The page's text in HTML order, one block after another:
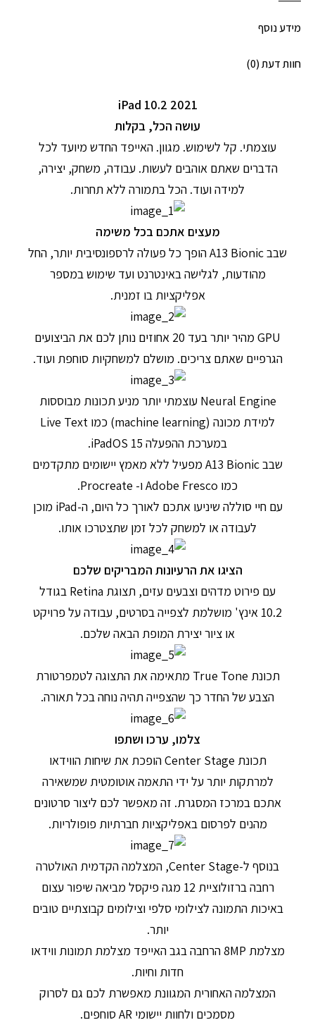
מידע נוסף
חוות דעת (0)
iPad 10.2 2021
עושה הכל, בקלות
עוצמתי. קל לשימוש. מגוון. האייפד החדש מיועד לכל
הדברים שאתם אוהבים לעשות. עבודה, משחק, יצירה,
למידה ועוד. הכל בתמורה ללא תחרות.
מעצים אתכם בכל משימה
שבב A13 Bionic הופך כל פעולה לרספונסיבית יותר, החל
מהודעות, לגלישה באינטרנט ועד שימוש במספר
אפליקציות בו זמנית.
GPU מהיר יותר בעד 20 אחוזים נותן לכם את הביצועים
הגרפיים שאתם צריכים. מושלם למשחקיות סוחפת ועוד.
Neural Engine עוצמתי יותר מניע תכונות מבוססות
למידת מכונה (machine learning) כמו Live Text
במערכת ההפעלה iPadOS 15.
שבב A13 Bionic מפעיל ללא מאמץ יישומים מתקדמים
כמו Adobe Fresco ו- Procreate.
עם חיי סוללה שיניעו אתכם לאורך כל היום, ה-iPad מוכן
לעבודה או למשחק לכל זמן שתצטרכו אותו.
הציגו את הרעיונות המבריקים שלכם
עם פירוט מדהים וצבעים עזים, תצוגת Retina בגודל
10.2 אינץ' מושלמת לצפייה בסרטים, עבודה על פרויקט
או ציור יצירת המופת הבאה שלכם.
תכונת True Tone מתאימה את התצוגה לטמפרטורת
הצבע של החדר כך שהצפייה תהיה נוחה בכל תאורה.
צלמו, ערכו ושתפו
תכונת Center Stage הופכת את שיחות הווידאו
למרתקות יותר על ידי התאמה אוטומטית שמשאירה
אתכם במרכז המסגרת. זה מאפשר לכם ליצור סרטונים
מהנים לפרסום באפליקציות חברתיות פופולריות.
בנוסף ל-Center Stage, המצלמה הקדמית האולטרה
רחבה ברזולוציית 12 מגה פיקסל מביאה שיפור עצום
באיכות התמונה לצילומי סלפי וצילומים קבוצתיים טובים
יותר.
מצלמת 8MP הרחבה בגב האייפד מצלמת תמונות ווידאו
חדות וחיות.
המצלמה האחורית המגוונת מאפשרת לכם גם לסרוק
מסמכים ולחוות יישומי AR סוחפים.